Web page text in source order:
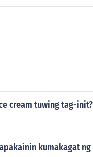
cream tuwing tag-init?
kumakagat ng